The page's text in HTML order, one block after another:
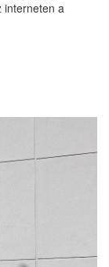
interneten a